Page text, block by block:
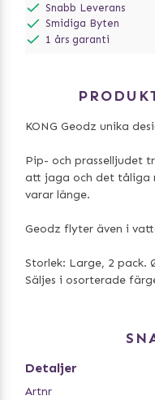
Snabb Leverans
Smidiga Byten
1 års garanti
KONG Geodz unika
Pip- och prasselljudet
att jaga och det tåliga
varar länge.
Geodz flyter även i
Storlek: Large, 2 pack.
Säljes i osorterade
Detaljer
Artnr